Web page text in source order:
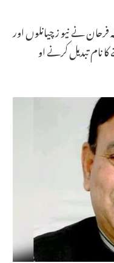
نے نیو ز چیانلوں اور
نام تبدیل کرنے او